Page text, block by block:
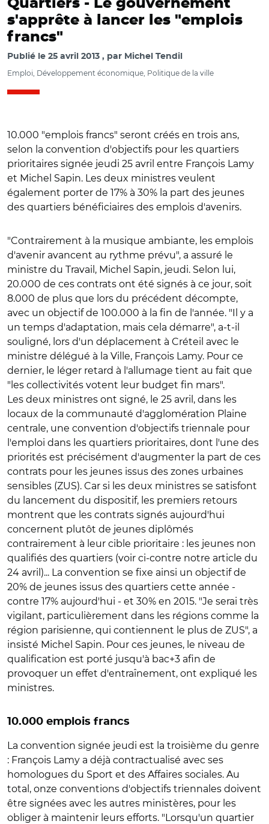
Quartiers - Le gouvernement
s'apprête à lancer les "emplois
francs"
Publié le 25 avril 2013 par Michel Tendil
Emploi, Développement économique, Politique de la ville
10.000 "emplois francs" seront créés en trois ans,
selon la convention d'objectifs pour les quartiers
prioritaires signée jeudi 25 avril entre François Lamy
et Michel Sapin. Les deux ministres veulent
également porter de 17% à 30% la part des jeunes
des quartiers bénéficiaires des emplois d'avenirs.
"Contrairement à la musique ambiante, les emplois
d'avenir avancent au rythme prévu", a assuré le
ministre du Travail, Michel Sapin, jeudi. Selon lui,
20.000 de ces contrats ont été signés à ce jour, soit
8.000 de plus que lors du précédent décompte,
avec un objectif de 100.000 à la fin de l'année. "Il y a
un temps d'adaptation, mais cela démarre", a-t-il
souligné, lors d'un déplacement à Créteil avec le
ministre délégué à la Ville, François Lamy. Pour ce
dernier, le léger retard à l'allumage tient au fait que
"les collectivités votent leur budget fin mars".
Les deux ministres ont signé, le 25 avril, dans les
locaux de la communauté d'agglomération Plaine
centrale, une convention d'objectifs triennale pour
l'emploi dans les quartiers prioritaires, dont l'une des
priorités est précisément d'augmenter la part de ces
contrats pour les jeunes issus des zones urbaines
sensibles (ZUS). Car si les deux ministres se satisfont
du lancement du dispositif, les premiers retours
montrent que les contrats signés aujourd'hui
concernent plutôt de jeunes diplômés
contrairement à leur cible prioritaire : les jeunes non
qualifiés des quartiers (voir ci-contre notre article du
24 avril)... La convention se fixe ainsi un objectif de
20% de jeunes issus des quartiers cette année -
contre 17% aujourd'hui - et 30% en 2015. "Je serai très
vigilant, particulièrement dans les régions comme la
région parisienne, qui contiennent le plus de ZUS", a
insisté Michel Sapin. Pour ces jeunes, le niveau de
qualification est porté jusqu'à bac+3 afin de
provoquer un effet d'entraînement, ont expliqué les
ministres.
10.000 emplois francs
La convention signée jeudi est la troisième du genre
: François Lamy a déjà contractualisé avec ses
homologues du Sport et des Affaires sociales. Au
total, onze conventions d'objectifs triennales doivent
être signées avec les autres ministères, pour les
obliger à maintenir leurs efforts. "Lorsqu'un quartier